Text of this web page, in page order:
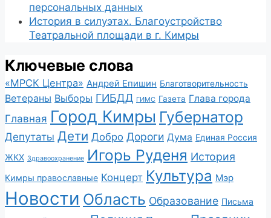
персональных данных
История в силуэтах. Благоустройство
Театральной площади в г. Кимры
Ключевые слова
«МРСК Центра» Андрей Епишин Благотворительность
Ветераны Выборы ГИБДД ГИМС Газета Глава города
Главная Город Кимры Губернатор
Депутаты Дети Добро Дороги Дума Единая Россия
ЖКХ Здравоохранение Игорь Руденя История
Кимры православные Концерт Культура Мэр
Новости Область Образование Письма